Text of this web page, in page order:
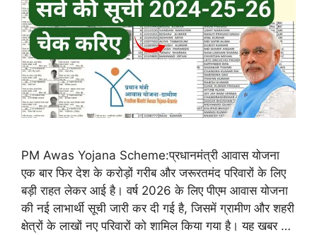
PM Awas Yojana Scheme:प्रधानमंत्री आवास योजना
एक बार फिर देश के करोड़ों गरीब और जरूरतमंद परिवारों के लिए
बड़ी राहत लेकर आई है। वर्ष 2026 के लिए पीएम आवास योजना
की नई लाभार्थी सूची जारी कर दी गई है, जिसमें ग्रामीण और शहरी
क्षेत्रों के लाखों नए परिवारों को शामिल किया गया है। यह खबर …